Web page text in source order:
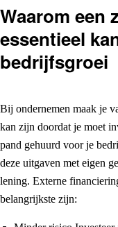
Waarom een
essentieel
bedrijfsgroei
Bij ondernemen maak je
kan zijn doordat je moet
pand gehuurd voor je
deze uitgaven met eigen
lening. Externe
belangrijkste zijn: